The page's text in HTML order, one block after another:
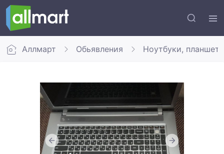
Аллмарт Обьявления Ноутбуки,